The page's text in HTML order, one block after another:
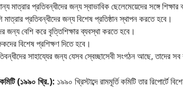
মাত্রার প্রতিবন্ধীদের জন্য স্বাভাবিক ছেলেমেয়েদের সঙ্গে
মাত্রার প্রতিবন্ধীদের জন্য বিশেষ প্রতিষ্ঠান স্থাপন করতে হবে।
জন্য বেশি করে বৃত্তিশিক্ষার ব্যবস্থা করতে হবে।
বিশেষ প্রশিক্ষণ দিতে হবে।
সাহায্যের জন্য যেসব স্বেচ্ছাসেবী সংগঠন আছে, তাদের
(১৯৯০ খ্রি.): ১৯৯০ খ্রিস্টাব্দে রামমূর্তি কমিটি তার